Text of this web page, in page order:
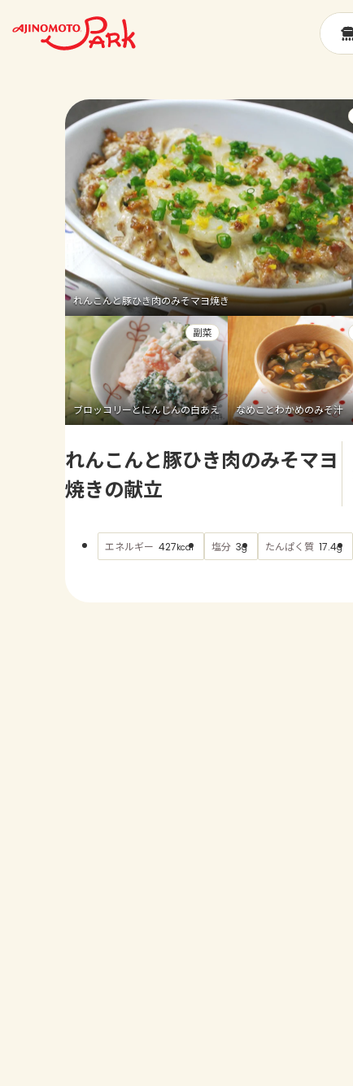
れんこんと豚ひき肉のみそマヨ焼き
ブロッコリーとにんじんの白あえ
副菜
なめことわかめのみそ汁
れんこんと豚ひき肉のみそマヨ
焼きの献立
エネルギー 427kcal 塩分 3g たんぱく質 17.4g